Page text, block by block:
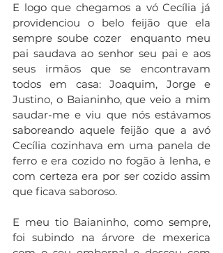
E logo que chegamos a vó Cecília já
providenciou o belo feijão que ela
sempre soube cozer  enquanto meu
pai saudava ao senhor seu pai e aos
seus irmãos que se encontravam
todos em casa: Joaquim, Jorge e
Justino, o Baianinho, que veio a mim
saudar-me e viu que nós estávamos
saboreando aquele feijão que a avó
Cecília cozinhava em uma panela de
ferro e era cozido no fogão à lenha, e
com certeza era por ser cozido assim
que ficava saboroso.
E meu tio Baianinho, como sempre,
foi subindo na árvore de mexerica